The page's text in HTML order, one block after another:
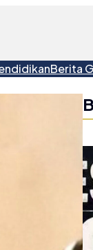
Berita